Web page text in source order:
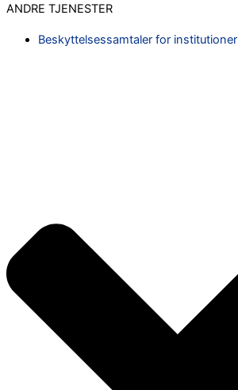
ANDRE TJENESTER
Beskyttelsessamtaler for institutioner